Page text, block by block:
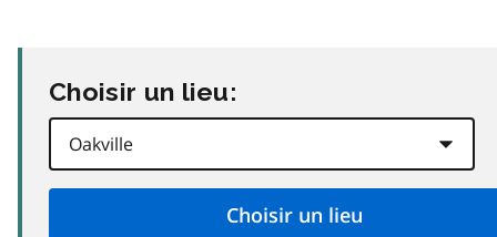
Choisir un lieu: